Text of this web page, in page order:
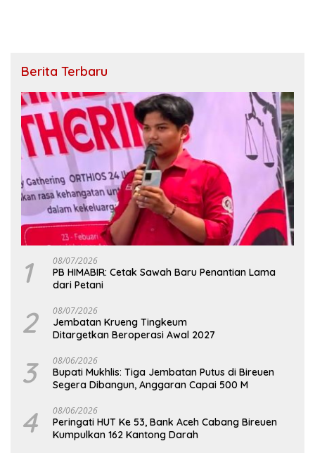
Berita Terbaru
1 08/07/2026
PB HIMABIR: Cetak Sawah Baru Penantian Lama
dari Petani
2 08/07/2026
Jembatan Krueng Tingkeum
Ditargetkan Beroperasi Awal 2027
3 08/06/2026
Bupati Mukhlis: Tiga Jembatan Putus di Bireuen
Segera Dibangun, Anggaran Capai 500 M
4 08/06/2026
Peringati HUT Ke 53, Bank Aceh Cabang Bireuen
Kumpulkan 162 Kantong Darah